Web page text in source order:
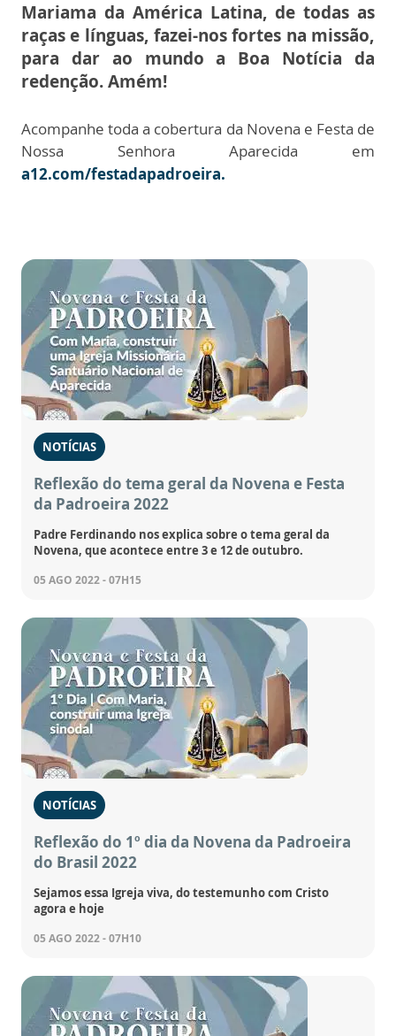
Mariama da América Latina, de todas as
raças e línguas, fazei-nos fortes na missão,
para dar ao mundo a Boa Notícia da
redenção. Amém!
Acompanhe toda a cobertura da Novena e Festa de
Nossa Senhora Aparecida em
a12.com/festadapadroeira.
NOTÍCIAS
Reflexão do tema geral da Novena e Festa
da Padroeira 2022
Padre Ferdinando nos explica sobre o tema geral da
Novena, que acontece entre 3 e 12 de outubro.
05 AGO 2022 - 07H15
NOTÍCIAS
Reflexão do 1º dia da Novena da Padroeira
do Brasil 2022
Sejamos essa Igreja viva, do testemunho com Cristo
agora e hoje
05 AGO 2022 - 07H10